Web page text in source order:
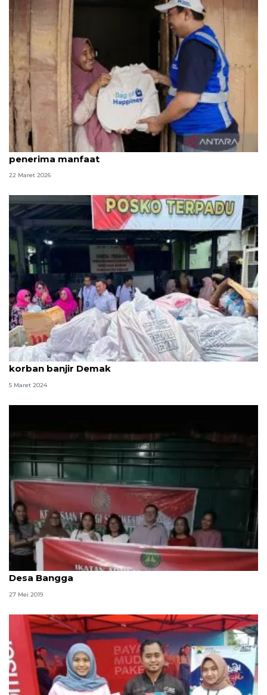
Program "Bag of Happiness" jangkau 100 ribu
penerima manfaat
22 Maret 2026
Kemenhub kirim bantuan kemanusiaan peduli
korban banjir Demak
5 Maret 2024
Kejati Sulut serahkan bantuan kemanusiaan di
Desa Bangga
27 Mei 2019